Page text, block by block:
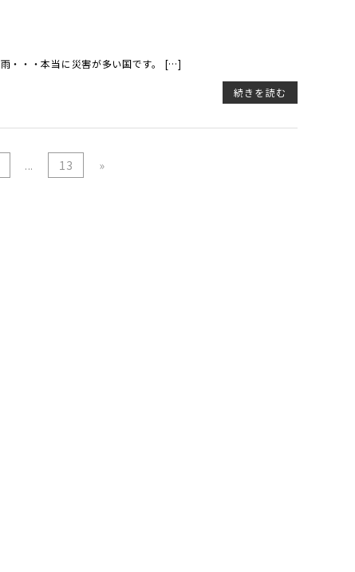
・・・本当に災害が多い国です。 […]
続きを読む
... 13
»